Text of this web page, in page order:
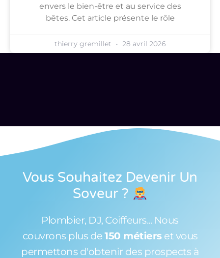
envers le bien-être et au service des
bêtes. Cet article présente le rôle
thierry gremillet 28 avril 2026
Vous Souhaitez Devenir Un
Soveur ?
Plombier, DJ, Coiffeurs... Nous
couvrons plus de 150 métiers et vous
permettons d'obtenir des prospects à